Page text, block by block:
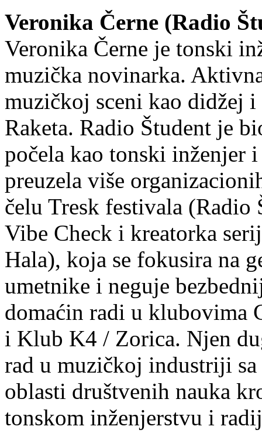
Veronika Černe (Radio
Veronika Černe je tonski
muzička novinarka.
muzičkoj sceni kao didžej
Raketa. Radio Študent je
počela kao tonski inženjer
preuzela više
čelu Tresk festivala
Vibe Check i kreatorka
Hala), koja se fokusira na
umetnike i neguje
domaćin radi u klubovima
i Klub K4 / Zorica. Njen
rad u muzičkoj industriji
oblasti društvenih nauka
tonskom inženjerstvu i